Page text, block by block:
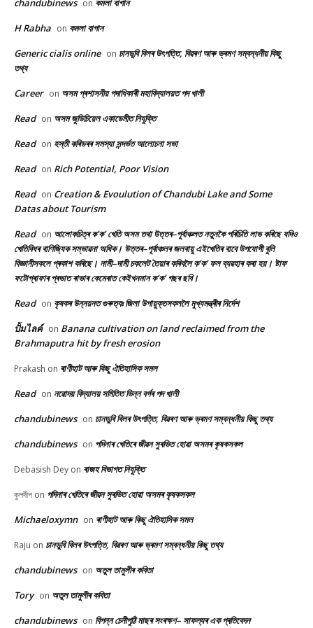
chandubinews on কমলা বাগান
H Rabha on কমলা বাগান
Generic cialis online on চানডুবি বিলৰ উৎপত্তি, বিৱৰণ আৰু ভ্ৰমণ সম্বন্ধনীয় কিছু
তথ্য
Career on অসম প্ৰশাসনীয় পদাধিকাৰী মহাবিদ্যালয়ত পদ খালী
Read on অসম জুডিচিয়েল একাডেমীত নিযুক্তি
Read on হস্তী কৰিডৰৰ সমস্যা সন্দৰ্ভত আলোচনা সভা
Read on Rich Potential, Poor Vision
Read on Creation & Evoulution of Chandubi Lake and Some
Datas about Tourism
Read on আলোকচিত্ৰ ক’ক’ খেতি অসম তথা উত্তৰ–পূৰ্বাঞ্চলত নতুনকৈ পৰিচিতি লাভ কৰিছে যদিও
খেতিবিধৰ বাণিজ্যিক সম্ভাৱনা অধিক। উত্তৰ–পূৰ্বাঞ্চলৰ জলবায়ু এইখেতিৰ বাবে উপযোগী বুলি
বিজ্ঞানীসকলে প্ৰকাশ কৰিছে। নামী–দামী চকলেট তৈয়াৰ কৰিবলৈ ক’ক’ ফল ব্যৱহাৰ কৰা হয়। ষ্টাফ
ফটোগ্ৰাফাৰ প্ৰভাত ৰাভাৰ কেমেৰাত কেইখনমান ক’ক’ গছৰ ছবি।
Read on কৃষকৰ উন্নয়নত গুৰুত্বঃ জিলা উপায়ুক্তসকললৈ মুখ্যমন্ত্ৰীৰ নিৰ্দেশ
ปั้มไลค์ on Banana cultivation on land reclaimed from the
Brahmaputra hit by fresh erosion
Prakash on ৰাণীহাট আৰু কিছু ঐতিহাসিক সমল
Read on নৱোদয় বিদ্যালয় সমিতিত ভিন্ন বৰ্গৰ পদ খালী
chandubinews on চানডুবি বিলৰ উৎপত্তি, বিৱৰণ আৰু ভ্ৰমণ সম্বন্ধনীয় কিছু তথ্য
chandubinews on পদিনাৰ খেতিৰে জীৱন সুৰভিত হোৱা অসমৰ কৃষকসকল
Debasish Dey on ৰাজহ বিভাগত নিযুক্তি
কুলদীপ on পদিনাৰ খেতিৰে জীৱন সুৰভিত হোৱা অসমৰ কৃষকসকল
Michaeloxymn on ৰাণীহাট আৰু কিছু ঐতিহাসিক সমল
Raju on চানডুবি বিলৰ উৎপত্তি, বিৱৰণ আৰু ভ্ৰমণ সম্বন্ধনীয় কিছু তথ্য
chandubinews on অতুল তামুলীৰ কবিতা
Tory on অতুল তামুলীৰ কবিতা
chandubinews on বিপন্ন চেনীপুঠি মাছৰ সংৰক্ষণ– সাফল্যৰ এক প্ৰতিবেদন